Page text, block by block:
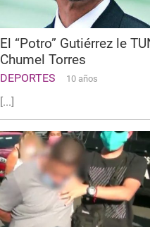
El “Potro” Gutiérrez le
Chumel Torres
DEPORTES 10 años
[...]